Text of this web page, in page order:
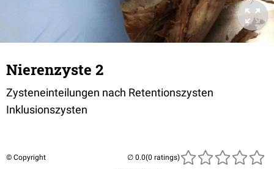
Nierenzyste 2
Zysteneinteilungen nach Retentionszysten
Inklusionszysten
© Copyright (0 ratings)